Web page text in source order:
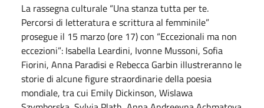
La rassegna culturale “Una stanza tutta per te.
Percorsi di letteratura e scrittura al femminile”
prosegue il 15 marzo (ore 17) con “Eccezionali ma non
eccezioni”: Isabella Leardini, Ivonne Mussoni, Sofia
Fiorini, Anna Paradisi e Rebecca Garbin illustreranno le
storie di alcune figure straordinarie della poesia
mondiale, tra cui Emily Dickinson, Wislawa